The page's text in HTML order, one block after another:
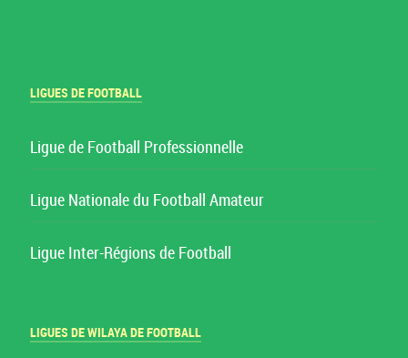
LIGUES DE FOOTBALL
Ligue de Football Professionnelle
Ligue Nationale du Football Amateur
Ligue Inter-Régions de Football
LIGUES DE WILAYA DE FOOTBALL